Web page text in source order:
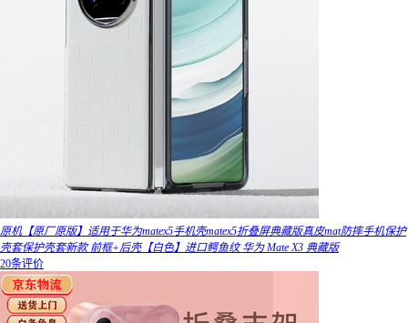
原机【原厂原版】适用于华为matex5手机壳matex5折叠屏典藏版真皮mat防摔手机保护
壳套保护壳套新款 前框+后壳【白色】进口鳄鱼纹 华为 Mate X3 典藏版
20条评价